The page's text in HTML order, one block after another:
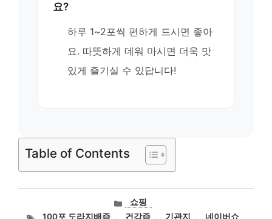
요?
하루 1~2포씩 편하게 드시면 좋아
요. 따뜻하게 데워 마시면 더욱 맛
있게 즐기실 수 있답니다!
Table of Contents
카
테
쇼핑
태100포 도라지배즙 , 건강즙 , 기관지 ,
네이버쇼